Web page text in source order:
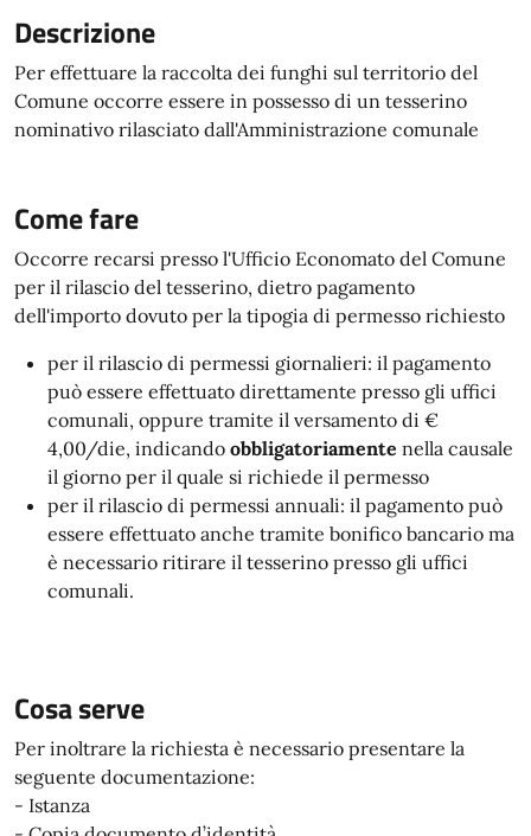
Descrizione
Per effettuare la raccolta dei funghi sul territorio del
Comune occorre essere in possesso di un tesserino
nominativo rilasciato dall'Amministrazione comunale
Come fare
Occorre recarsi presso l'Ufficio Economato del Comune
per il rilascio del tesserino, dietro pagamento
dell'importo dovuto per la tipogia di permesso richiesto
per il rilascio di permessi giornalieri: il pagamento
può essere effettuato direttamente presso gli uffici
comunali, oppure tramite il versamento di €
4,00/die, indicando obbligatoriamente nella causale
il giorno per il quale si richiede il permesso
per il rilascio di permessi annuali: il pagamento può
essere effettuato anche tramite bonifico bancario ma
è necessario ritirare il tesserino presso gli uffici
comunali.
Cosa serve
Per inoltrare la richiesta è necessario presentare la
seguente documentazione:
- Istanza